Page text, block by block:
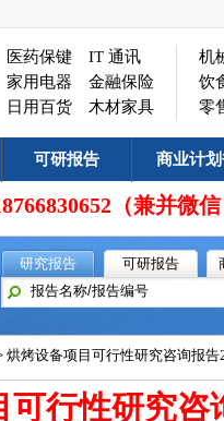
医药保键
IT 通讯
家用电器
金融保险
日用百货
木材家具
机
饮
零
可研报告 商业计
（兼并微
研究报告 可研报告
烘烤设备项目可行性研究咨询报告
行性研究咨